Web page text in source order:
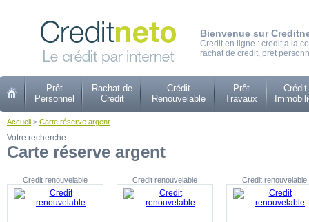
Bienvenue sur
Credit en ligne : credit a la
rachat de credit, pret
Prêt
Personnel
Rachat de
Crédit
Crédit
Renouvelable
Prêt
Travaux
Crédit
Accueil > Carte réserve argent
Votre recherche :
Carte réserve argent
Credit renouvelable Credit renouvelable Credit renouvelable